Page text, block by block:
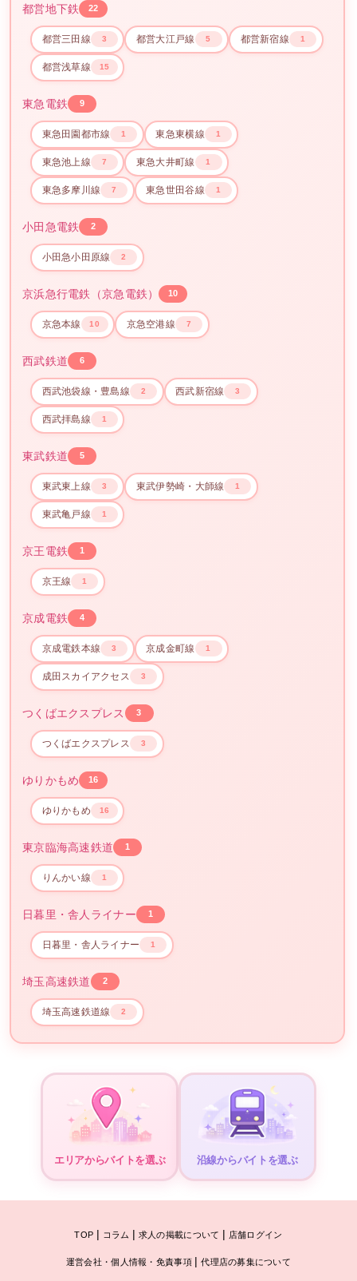
都営地下鉄 22
都営三田線 3 都営大江戸線 5 都営新宿線 1
都営浅草線 15
東急電鉄 9
東急田園都市線 1 東急東横線 1
東急池上線 7 東急大井町線 1
東急多摩川線 7 東急世田谷線 1
小田急電鉄 2
小田急小田原線 2
京浜急行電鉄（京急電鉄） 10
京急本線 10 京急空港線 7
西武鉄道 6
西武池袋線・豊島線 2 西武新宿線 3
西武拝島線 1
東武鉄道 5
東武東上線 3 東武伊勢崎・大師線 1
東武亀戸線 1
京王電鉄 1
京王線 1
京成電鉄 4
京成電鉄本線 3 京成金町線 1
成田スカイアクセス 3
つくばエクスプレス 3
つくばエクスプレス 3
ゆりかもめ 16
ゆりかもめ 16
東京臨海高速鉄道 1
りんかい線 1
日暮里・舎人ライナー 1
日暮里・舎人ライナー 1
埼玉高速鉄道 2
埼玉高速鉄道線 2
エリアからバイトを選ぶ 沿線からバイトを選ぶ
TOP | コラム | 求人の掲載について | 店舗ログイン
運営会社・個人情報・免責事項 | 代理店の募集について